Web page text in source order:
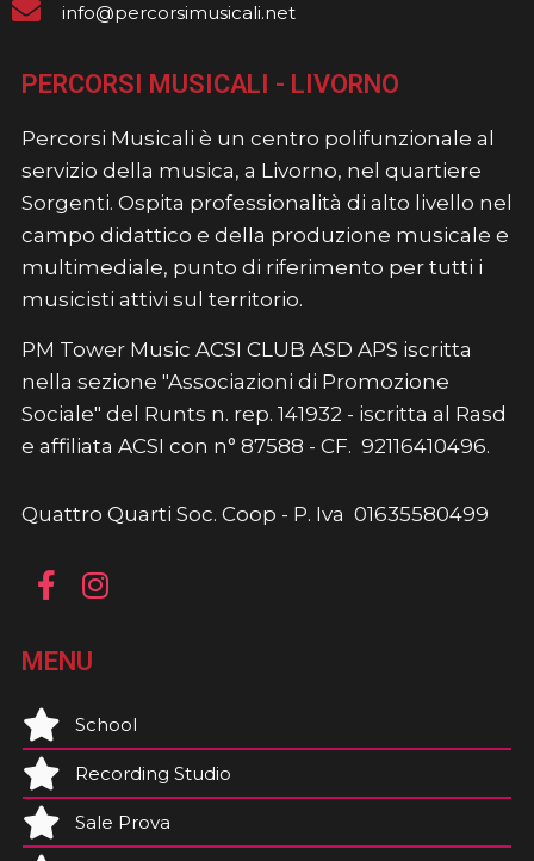
info@percorsimusicali.net
PERCORSI MUSICALI - LIVORNO
Percorsi Musicali è un centro polifunzionale al
servizio della musica, a Livorno, nel quartiere
Sorgenti. Ospita professionalità di alto livello nel
campo didattico e della produzione musicale e
multimediale, punto di riferimento per tutti i
musicisti attivi sul territorio.
PM Tower Music ACSI CLUB ASD APS iscritta
nella sezione "Associazioni di Promozione
Sociale" del Runts n. rep. 141932 - iscritta al Rasd
e affiliata ACSI con n° 87588 - CF. 92116410496.
Quattro Quarti Soc. Coop - P. Iva 01635580499
MENU
School
Recording Studio
Sale Prova